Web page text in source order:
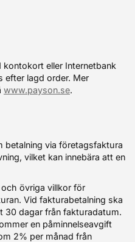
eller Internetbank
efter lagd order. Mer
www.payson.se.
betalning via företagsfaktura
vilket kan innebära att en
övriga villkor för
Vid fakturabetalning ska
30 dagar från fakturadatum.
en påminnelseavgift
2% per månad från